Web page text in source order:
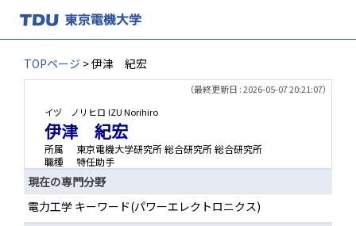
TOPページ > 伊津 紀宏
（最終更新日 : 2026-05-07 20:21:07）
イヅ ノリヒロ IZU Norihiro
伊津 紀宏
所属
東京電機大学研究所 総合研究所 総合研究所
職種
特任助手
現在の専門分野
電力工学 キーワード(パワーエレクトロニクス)